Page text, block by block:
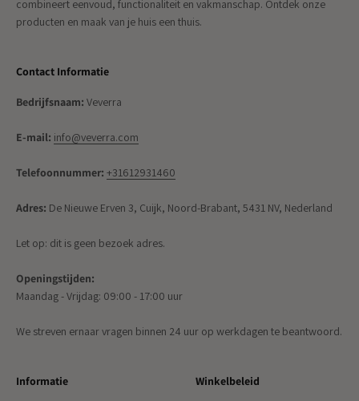
combineert eenvoud, functionaliteit en vakmanschap. Ontdek onze
producten en maak van je huis een thuis.
Contact Informatie
Bedrijfsnaam: Veverra
E-mail: info@veverra.com
Telefoonnummer: +31612931460
Adres: De Nieuwe Erven 3, Cuijk, Noord-Brabant, 5431 NV, Nederland
Let op: dit is geen bezoek adres.
Openingstijden:
Maandag - Vrijdag: 09:00 - 17:00 uur
We streven ernaar vragen binnen 24 uur op werkdagen te beantwoord.
Informatie Winkelbeleid